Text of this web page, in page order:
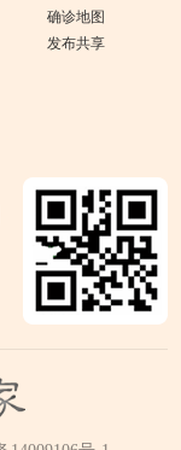
确诊地图
发布共享